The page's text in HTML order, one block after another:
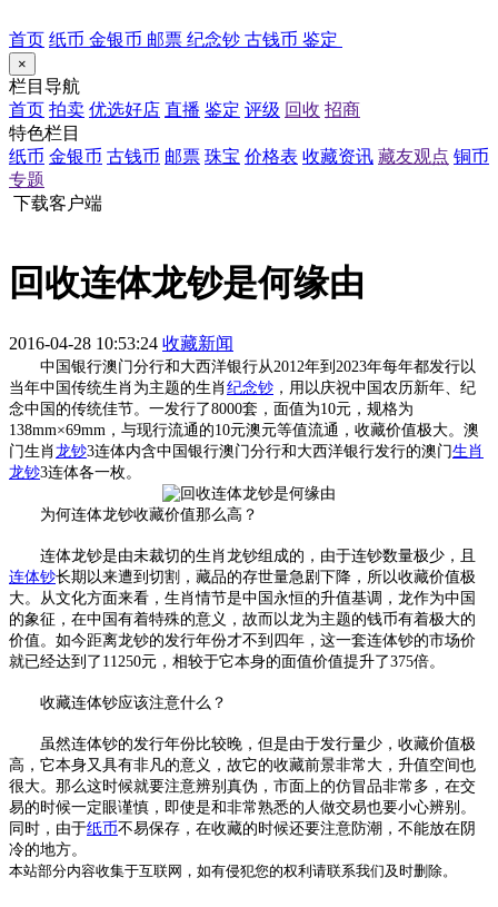
首页 纸币 金银币 邮票 纪念钞 古钱币 鉴定
×
栏目导航
首页 拍卖 优选好店 直播 鉴定 评级 回收 招商
特色栏目
纸币 金银币 古钱币 邮票 珠宝 价格表 收藏资讯 藏友观点 铜币
专题
下载客户端
回收连体龙钞是何缘由
2016-04-28 10:53:24 收藏新闻
中国银行澳门分行和大西洋银行从2012年到2023年每年都发行以
当年中国传统生肖为主题的生肖纪念钞 ，用以庆祝中国农历新年、纪
念中国的传统佳节。一发行了8000套，面值为10元，规格为
138mm×69mm，与现行流通的10元澳元等值流通，收藏价值极大。澳
门生肖龙钞3连体内含中国银行澳门分行和大西洋银行发行的澳门生肖
龙钞3连体各一枚。
为何连体龙钞收藏价值那么高？
连体龙钞是由未裁切的生肖龙钞组成的，由于连钞数量极少，且
连体钞长期以来遭到切割，藏品的存世量急剧下降，所以收藏价值极
大。从文化方面来看，生肖情节是中国永恒的升值基调，龙作为中国
的象征，在中国有着特殊的意义，故而以龙为主题的钱币有着极大的
价值。如今距离龙钞的发行年份才不到四年，这一套连体钞的市场价
就已经达到了11250元，相较于它本身的面值价值提升了375倍。
收藏连体钞应该注意什么？
虽然连体钞的发行年份比较晚，但是由于发行量少，收藏价值极
高，它本身又具有非凡的意义，故它的收藏前景非常大，升值空间也
很大。那么这时候就要注意辨别真伪，市面上的仿冒品非常多，在交
易的时候一定眼谨慎，即使是和非常熟悉的人做交易也要小心辨别。
同时，由于纸币不易保存，在收藏的时候还要注意防潮，不能放在阴
冷的地方。
本站部分内容收集于互联网，如有侵犯您的权利请联系我们及时删除。